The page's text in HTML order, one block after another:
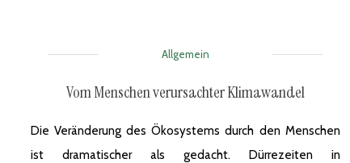
Allgemein
Vom Menschen verursachter Klimawandel
Die Veränderung des Ökosystems durch den Menschen
ist dramatischer als gedacht. Dürrezeiten in